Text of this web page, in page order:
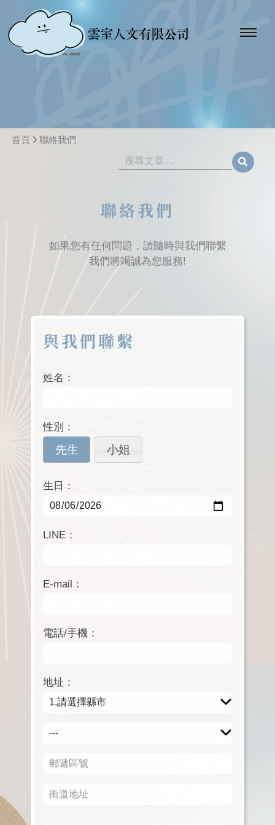
首頁 聯絡我們
聯絡我們
如果您有任何問題，請隨時與我們聯繫
我們將竭誠為您服務!
與我們聯繫
姓名：
性別：
先生 小姐
生日：
LINE：
E-mail：
電話/手機：
地址：